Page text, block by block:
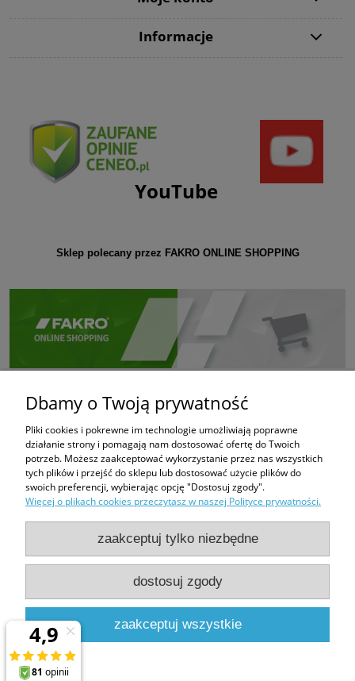
Informacje
YouTube
Sklep polecany przez FAKRO ONLINE SHOPPING
PHUP FUGAZI
Bratków 6
43-100 Tychy
e-mail:
fugazi.tychy@gmail.com,biuro@e-oknadachowe.pl
tel:509-308-681
Dbamy o Twoją prywatność
Pliki cookies i pokrewne im technologie umożliwiają poprawne
działanie strony i pomagają nam dostosować ofertę do Twoich
potrzeb. Możesz zaakceptować wykorzystanie przez nas wszystkich
tych plików i przejść do sklepu lub dostosować użycie plików do
swoich preferencji, wybierając opcję "Dostosuj zgody".
Więcej o plikach cookies przeczytasz w naszej Polityce prywatności.
zaakceptuj tylko niezbędne
dostosuj zgody
zaakceptuj wszystkie